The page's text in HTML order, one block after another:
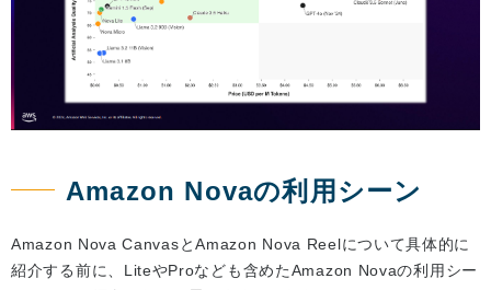
Amazon Novaの利用シーン
Amazon Nova CanvasとAmazon Nova Reelについて具体的に
紹介する前に、LiteやProなども含めたAmazon Novaの利用シー